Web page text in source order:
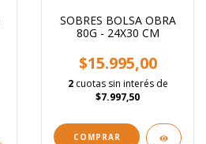
SOBRES BOLSA OBRA
80G - 24X30 CM
$15.995,00
2 cuotas sin interés de
$7.997,50
COMPRAR